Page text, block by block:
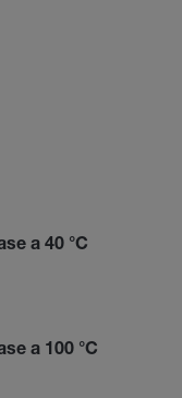
a 40 °C
a 100 °C